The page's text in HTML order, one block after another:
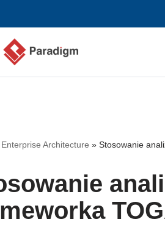
Enterprise Architecture » Stosowanie